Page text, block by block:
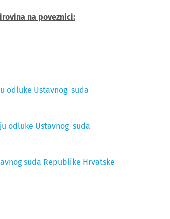
na poveznici:
odluke Ustavnog suda
odluke Ustavnog suda
suda Republike Hrvatske